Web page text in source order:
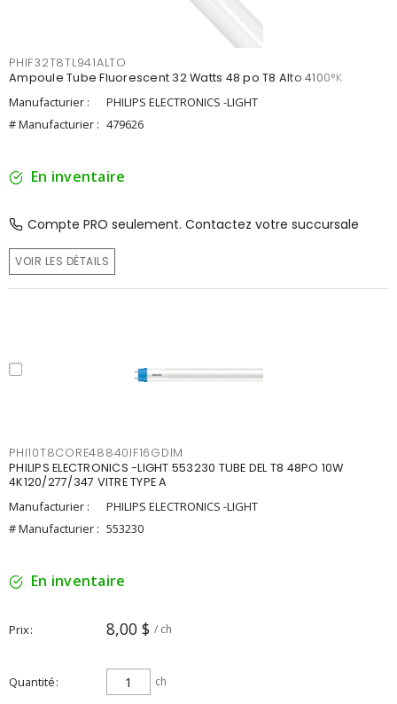
PHIF32T8TL941ALTO
Ampoule Tube Fluorescent 32 Watts 48 po T8 Alto 4100°K
Manufacturier :
PHILIPS ELECTRONICS -LIGHT
# Manufacturier : 479626
En inventaire
Compte PRO seulement. Contactez votre succursale
VOIR LES DÉTAILS
PHI10T8CORE48840IF16GDIM
PHILIPS ELECTRONICS -LIGHT 553230 TUBE DEL T8 48PO 10W
4K120/277/347 VITRE TYPE A
Manufacturier :
PHILIPS ELECTRONICS -LIGHT
# Manufacturier : 553230
En inventaire
Prix 8,00 $ / ch
Quantité ch